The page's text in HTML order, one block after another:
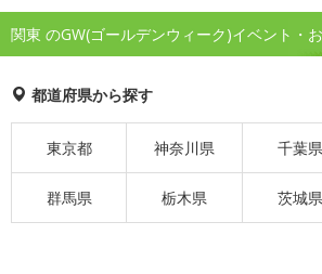
関東 のGW(ゴールデンウィーク)イベント・
都道府県から探す
東京都 神奈川県 千葉県
群馬県 栃木県 茨城県